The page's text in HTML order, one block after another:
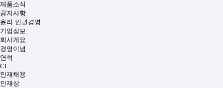
제품소식
공지사항
윤리·인권경영
기업정보
회사개요
경영이념
연혁
CI
인재채용
인재상